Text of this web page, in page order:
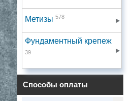
Метизы 578
Фундаментный крепеж
39
Способы оплаты